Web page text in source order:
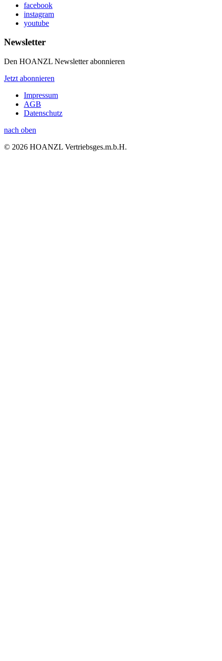
facebook
instagram
youtube
Newsletter
Den HOANZL Newsletter abonnieren
Jetzt abonnieren
Impressum
AGB
Datenschutz
nach oben
© 2026 HOANZL Vertriebsges.m.b.H.